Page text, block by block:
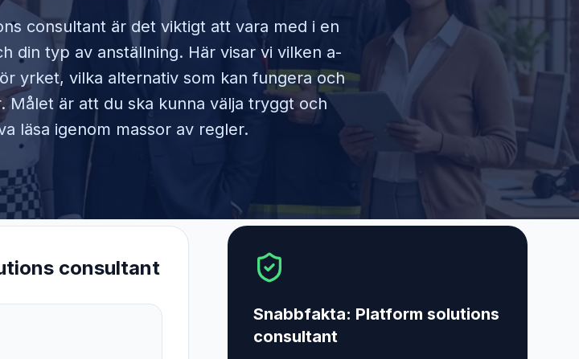
consultantär det viktigt att vara med i en
din typ av anställning. Här visar vi vilken a-
yrket, vilka alternativ som kan fungera och
Målet är att du ska kunna välja tryggt och
läsa igenom massor av regler.
consultant
Snabbfakta: Platform solutions
consultant